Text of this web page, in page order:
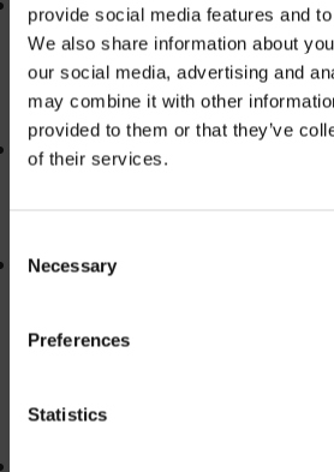
provide social media features and
We also share information about
our social media, advertising and
may combine it with other
provided to them or that they’ve
of their services.
Selection
Necessary
Preferences
Statistics
klikkaamalla ”Tarkastele
ruudun oikeasta yläkulmasta.
tuotteet ja hinnat, ja voit helposti
koriisi.
Kun haluat lopettaa ostosten
Huomaathan nettimaksua
palata nettikauppaamme
rekisteröityy tilaukseen. Jos et
vahingossa tai jos nettiyhteys
varmistaa, että maksu on tullut